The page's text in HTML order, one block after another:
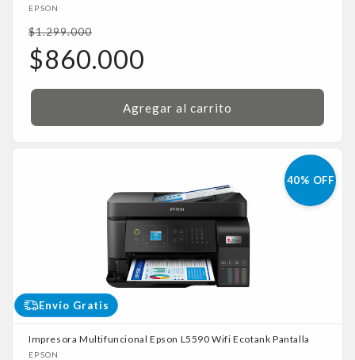
Proveedor:
EPSON
Precio
habitual
$1.299.000
Precio
de
oferta
$860.000
Agregar al carrito
40% OFF
Envío Gratis
Impresora Multifuncional Epson L5590 Wifi Ecotank Pantalla
Proveedor:
EPSON